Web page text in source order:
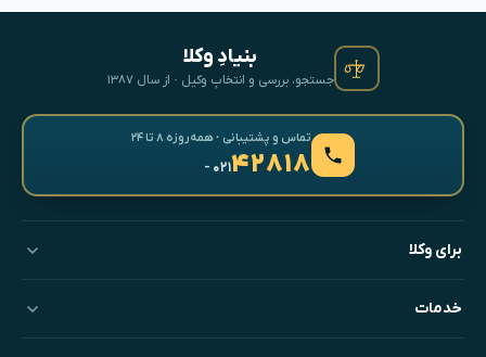
بنیادِ وکلا
جستجو، بررسی و انتخابِ وکیل · از سال ۱۳۸۷
تماس و پشتیبانی · همه‌روزه ۸ تا ۲۴
۴۲۸۱۸- ۰۲۱
برای وکلا
خدمات